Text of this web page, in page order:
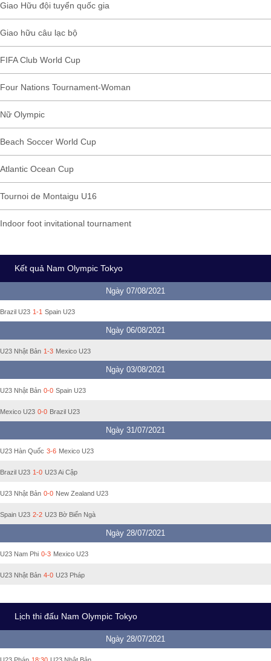
Giao Hữu đội tuyển quốc gia
Giao hữu câu lạc bộ
FIFA Club World Cup
Four Nations Tournament-Woman
Nữ Olympic
Beach Soccer World Cup
Atlantic Ocean Cup
Tournoi de Montaigu U16
Indoor foot invitational tournament
Kết quả Nam Olympic Tokyo
Ngày 07/08/2021
Brazil U23 1-1 Spain U23
Ngày 06/08/2021
U23 Nhật Bản 1-3 Mexico U23
Ngày 03/08/2021
U23 Nhật Bản 0-0 Spain U23
Mexico U23 0-0 Brazil U23
Ngày 31/07/2021
U23 Hàn Quốc 3-6 Mexico U23
Brazil U23 1-0 U23 Ai Cập
U23 Nhật Bản 0-0 New Zealand U23
Spain U23 2-2 U23 Bờ Biển Ngà
Ngày 28/07/2021
U23 Nam Phi 0-3 Mexico U23
U23 Nhật Bản 4-0 U23 Pháp
Lịch thi đấu Nam Olympic Tokyo
Ngày 28/07/2021